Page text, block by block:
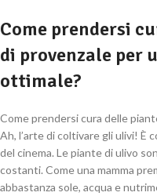
Come prendersi
di provenzale per
ottimale?
Come prendersi cura delle
Ah, l’arte di coltivare gli ulivi! È
del cinema. Le piante di ulivo
costanti. Come una mamma
abbastanza sole, acqua e